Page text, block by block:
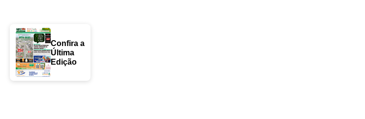
Confira a
Última
Edição